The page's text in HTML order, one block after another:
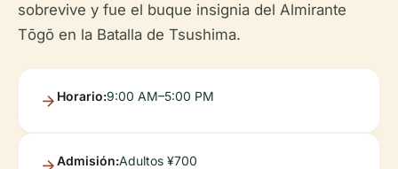
sobrevive y fue el buque insignia del Almirante
Tōgō en la Batalla de Tsushima.
Horario:9:00 AM–5:00 PM
Admisión:Adultos ¥700